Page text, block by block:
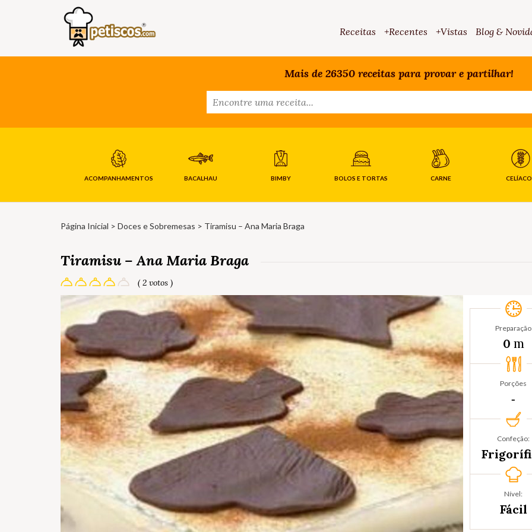
Receitas +Recentes +Vistas Blog &
Mais de 26350 receitas para provar e partilhar!
ACOMPANHAMENTOS BACALHAU BIMBY BOLOS E TORTAS CARNE
Página Inicial > Doces e Sobremesas > Tiramisu – Ana Maria Braga
Tiramisu – Ana Maria Braga
( 2 votos )
Preparação
0 m
Porções
‐
Confeção:
Nível:
Fácil